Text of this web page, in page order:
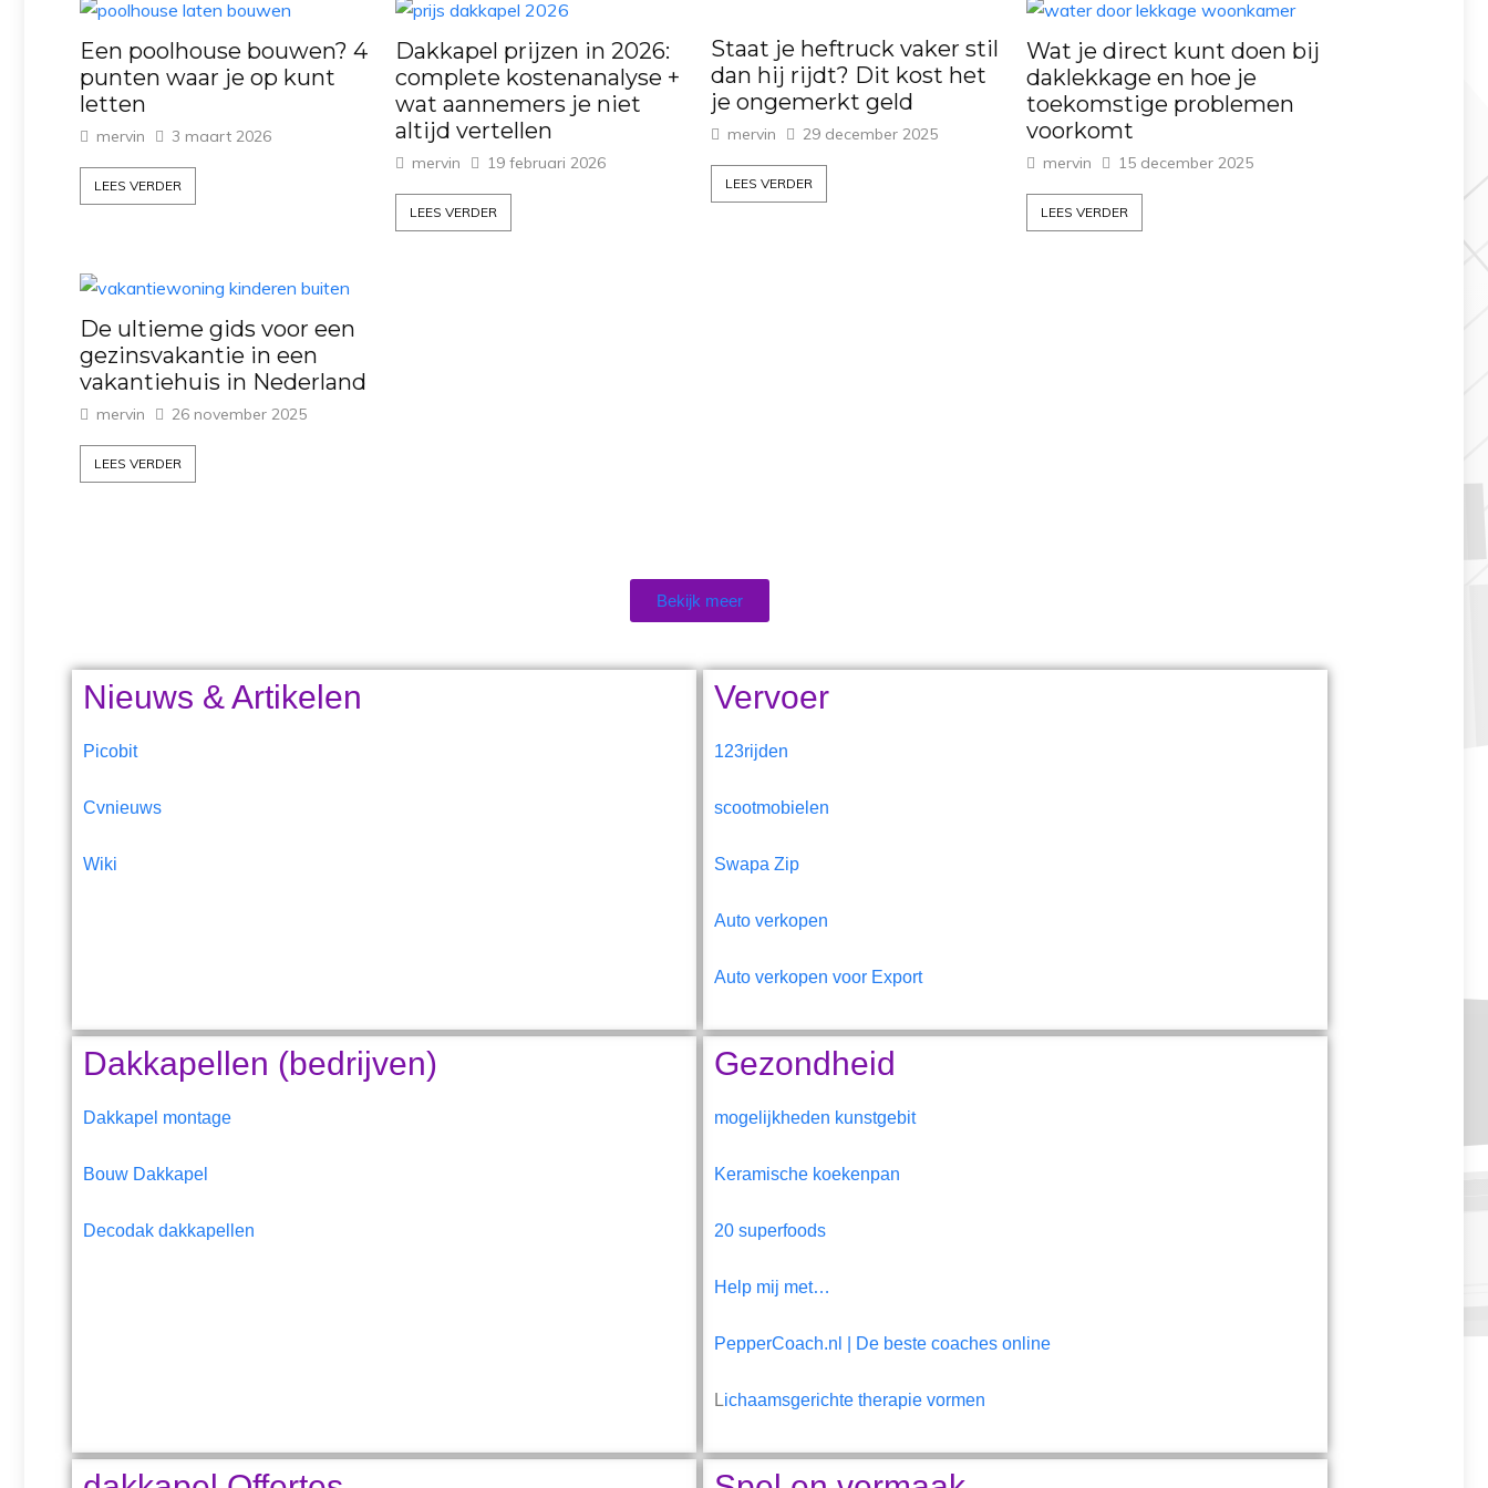
Een poolhouse bouwen? 4
punten waar je op kunt
letten
mervin 3 maart 2026
LEES VERDER
Dakkapel prijzen in 2026:
complete kostenanalyse +
wat aannemers je niet
altijd vertellen
mervin 19 februari 2026
LEES VERDER
Staat je heftruck vaker stil
dan hij rijdt? Dit kost het
je ongemerkt geld
mervin 29 december 2025
LEES VERDER
Wat je direct kunt doen bij
daklekkage en hoe je
toekomstige problemen
voorkomt
mervin 15 december 2025
LEES VERDER
De ultieme gids voor een
gezinsvakantie in een
vakantiehuis in Nederland
mervin 26 november 2025
LEES VERDER
Bekijk meer
Nieuws & Artikelen
Picobit
Cvnieuws
Wiki
Vervoer
123rijden
scootmobielen
Swapa Zip
Auto verkopen
Auto verkopen voor Export
Dakkapellen (bedrijven)
Dakkapel montage
Bouw Dakkapel
Decodak dakkapellen
Gezondheid
mogelijkheden kunstgebit
Keramische koekenpan
20 superfoods
Help mij met…
PepperCoach.nl | De beste coaches online
Lichaamsgerichte therapie vormen